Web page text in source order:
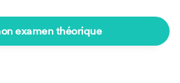
examen théorique